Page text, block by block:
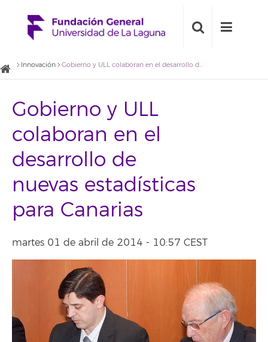
Innovación Gobierno y ULL colaboran en el desarrollo de nuevas estadísticas para Canarias
Gobierno y ULL
colaboran en el
desarrollo de
nuevas estadísticas
para Canarias
martes 01 de abril de 2014 - 10:57 CEST